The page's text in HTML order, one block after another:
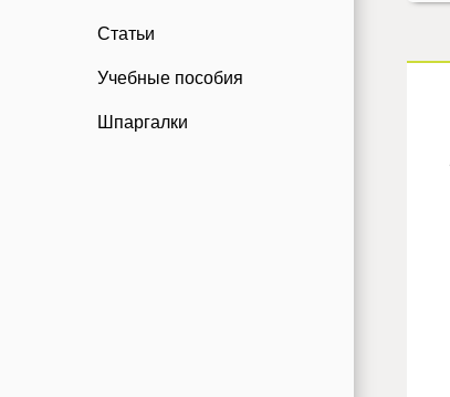
Статьи
Учебные пособия
Шпаргалки